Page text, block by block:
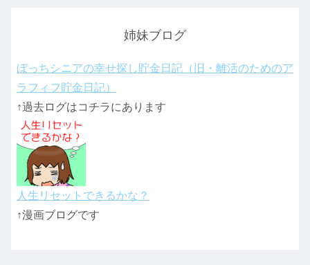
姉妹ブログ
ぼっちシニアの幸せ探し貯金日記（旧・離活のためのア
ラフィフ貯金日記）
↑過去ログはコチラにあります
人生リセットできるかな？
↑漫画ブログです